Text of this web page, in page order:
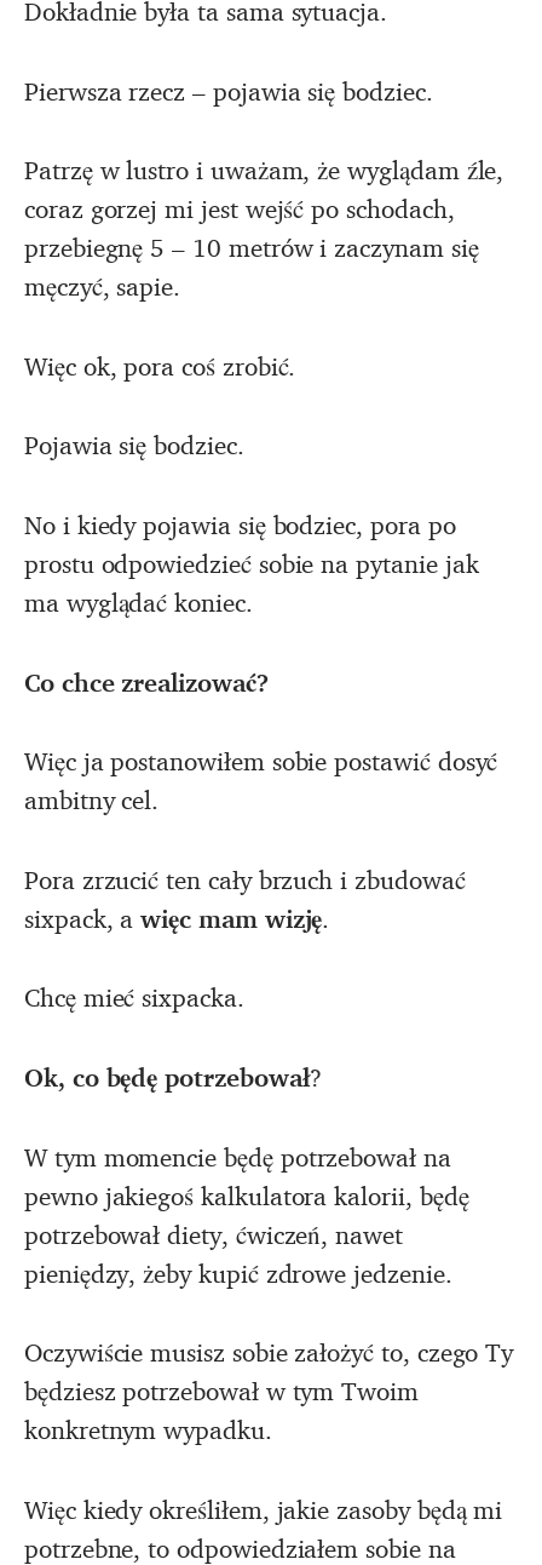
Dokładnie była ta sama sytuacja.
Pierwsza rzecz – pojawia się bodziec.
Patrzę w lustro i uważam, że wyglądam źle,
coraz gorzej mi jest wejść po schodach,
przebiegnę 5 – 10 metrów i zaczynam się
męczyć, sapie.
Więc ok, pora coś zrobić.
Pojawia się bodziec.
No i kiedy pojawia się bodziec, pora po
prostu odpowiedzieć sobie na pytanie jak
ma wyglądać koniec.
Co chce zrealizować?
Więc ja postanowiłem sobie postawić dosyć
ambitny cel.
Pora zrzucić ten cały brzuch i zbudować
sixpack, awięc mam wizję.
Chcę mieć sixpacka.
Ok, co będę potrzebował?
W tym momencie będę potrzebował na
pewno jakiegoś kalkulatora kalorii, będę
potrzebował diety, ćwiczeń, nawet
pieniędzy, żeby kupić zdrowe jedzenie.
Oczywiście musisz sobie założyć to, czego Ty
będziesz potrzebował w tym Twoim
konkretnym wypadku.
Więc kiedy określiłem, jakie zasoby będą mi
potrzebne, to odpowiedziałem sobie na